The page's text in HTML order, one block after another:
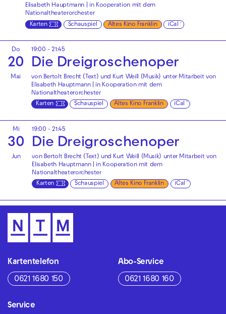
Elisabeth Hauptmann | in Kooperation mit dem
Nationaltheaterorchester
Karten
Schauspiel Altes Kino Franklin iCal
Do
20
Mai
19:00 - 21:45
Die Drei­groschen­oper
von Bertolt Brecht (Text) und Kurt Weill (Musik) unter Mitarbeit von
Elisabeth Hauptmann | in Kooperation mit dem
Nationaltheaterorchester
Karten
Schauspiel Altes Kino Franklin iCal
Mi
30
Jun
19:00 - 21:45
Die Drei­groschen­oper
von Bertolt Brecht (Text) und Kurt Weill (Musik) unter Mitarbeit von
Elisabeth Hauptmann | in Kooperation mit dem
Nationaltheaterorchester
Karten
Schauspiel Altes Kino Franklin iCal
Kartentelefon
0621 1680 150
Abo-Service
0621 1680 160
Service